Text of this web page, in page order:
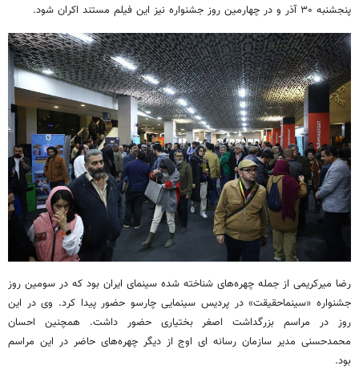
پنجشنبه ۳۰ آذر و در چهارمین روز جشنواره نیز این فیلم مستند اکران شود.
رضا میرکریمی از جمله چهره‌های شناخته شده سینمای ایران بود که در سومین روز
جشنواره «سینماحقیقت» در پردیس سینمایی چارسو حضور پیدا کرد. وی در این
روز در مراسم بزرگداشت اصغر بختیاری حضور داشت. همچنین احسان
محمدحسنی مدیر سازمان رسانه ای اوج از دیگر چهره‌های حاضر در این مراسم
بود.